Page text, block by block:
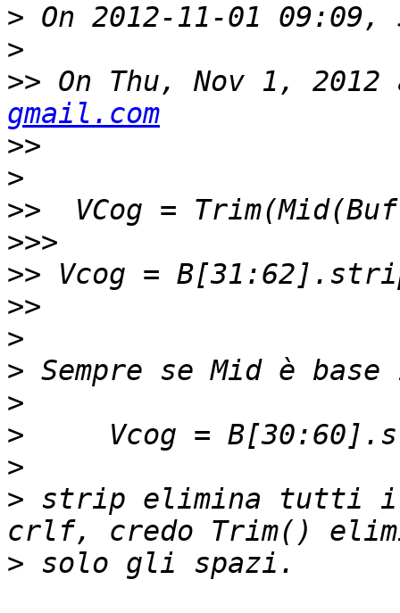
>
>
>> On Thu, Nov 1,
gmail.com
>>
>
>>
>>>
>>
>>
>
>
>
>
>
> strip elimina tutti i
>